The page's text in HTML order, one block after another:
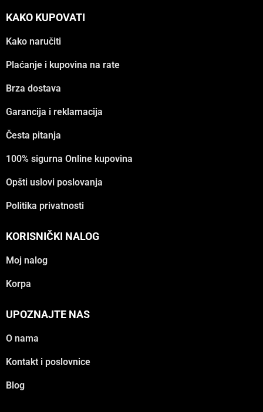
KAKO KUPOVATI
Kako naručiti
Plaćanje i kupovina na rate
Brza dostava
Garancija i reklamacija
Česta pitanja
100% sigurna Online kupovina
Opšti uslovi poslovanja
Politika privatnosti
KORISNIČKI NALOG
Moj nalog
Korpa
UPOZNAJTE NAS
O nama
Kontakt i poslovnice
Blog